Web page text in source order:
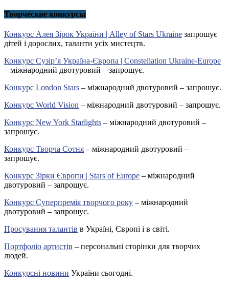
Творческие конкурсы
Конкурс Алея Зірок України | Alley of Stars Ukraine запрошує
дітей і дорослих, таланти усіх мистецтв.
Конкурс Сузір’я Україна-Європа | Constellation Ukraine-Europe
– міжнародний двотуровий – запрошує.
Конкурс London Stars – міжнародний двотуровий – запрошує.
Конкурс World Vision – міжнародний двотуровий – запрошує.
Конкурс New York Starlights – міжнародний двотуровий –
запрошує.
Конкурс Творча Сотня – міжнародний двотуровий –
запрошує.
Конкурс Зірки Європи | Stars of Europe – міжнародний
двотуровий – запрошує.
Конкурс Суперпремія творчого року – міжнародний
двотуровий – запрошує.
Просування талантів в Україні, Європі і в світі.
Портфоліо артистів – персональні сторінки для творчих
людей.
Конкурсні новини України сьогодні.